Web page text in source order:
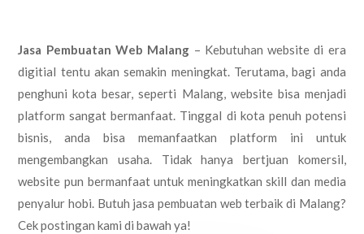
Jasa Pembuatan Web Malang – Kebutuhan website di era
digitial tentu akan semakin meningkat. Terutama, bagi anda
penghuni kota besar, seperti Malang, website bisa menjadi
platform sangat bermanfaat. Tinggal di kota penuh potensi
bisnis, anda bisa memanfaatkan platform ini untuk
mengembangkan usaha. Tidak hanya bertjuan komersil,
website pun bermanfaat untuk meningkatkan skill dan media
penyalur hobi. Butuh jasa pembuatan web terbaik di Malang?
Cek postingan kami di bawah ya!